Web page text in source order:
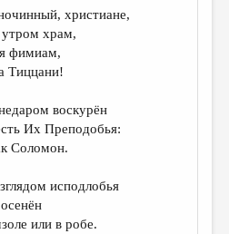
христиане,
утром храм,
фимиам,
Тиццани!
воскурён
Их Преподобья:
Соломон.
исподлобья
или в робе.